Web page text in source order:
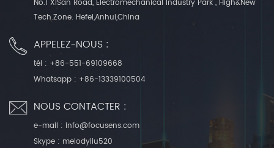
No.1 XiSan Road, Electromechanical Industry Park , High&New
Tech.Zone. Hefei,Anhui,China
APPELEZ-NOUS :
tél : +86-551-69109668
Whatsapp : +86-13339100504
NOUS CONTACTER :
e-mail : info@focusens.com
Skype : melodyliu520